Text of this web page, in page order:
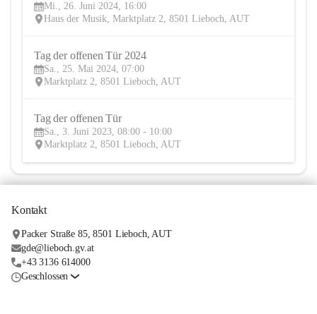
Mi., 26. Juni 2024, 16:00
Haus der Musik, Marktplatz 2, 8501 Lieboch, AUT
Tag der offenen Tür 2024
Sa., 25. Mai 2024, 07:00
Marktplatz 2, 8501 Lieboch, AUT
Tag der offenen Tür
Sa., 3. Juni 2023, 08:00 - 10:00
Marktplatz 2, 8501 Lieboch, AUT
Kontakt
Packer Straße 85, 8501 Lieboch, AUT
gde@lieboch.gv.at
+43 3136 614000
Geschlossen